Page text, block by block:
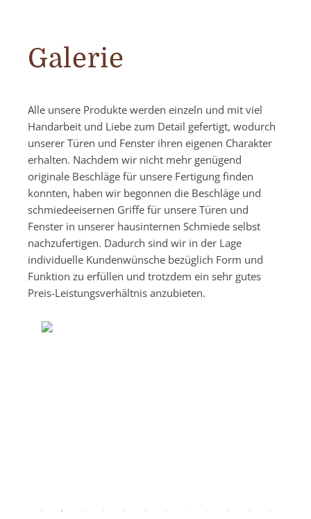
Galerie
Alle unsere Produkte werden einzeln und mit viel
Handarbeit und Liebe zum Detail gefertigt, wodurch
unserer Türen und Fenster ihren eigenen Charakter
erhalten. Nachdem wir nicht mehr genügend
originale Beschläge für unsere Fertigung finden
konnten, haben wir begonnen die Beschläge und
schmiedeeisernen Griffe für unsere Türen und
Fenster in unserer hausinternen Schmiede selbst
nachzufertigen. Dadurch sind wir in der Lage
individuelle Kundenwünsche bezüglich Form und
Funktion zu erfüllen und trotzdem ein sehr gutes
Preis-Leistungsverhältnis anzubieten.